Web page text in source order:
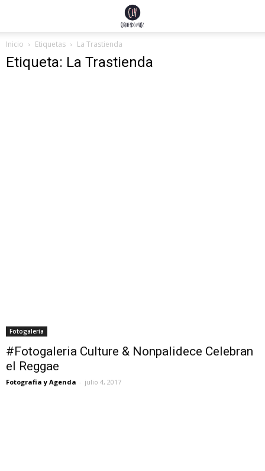
Inicio Etiquetas La Trastienda
Etiqueta: La Trastienda
Fotogalería
#Fotogaleria Culture & Nonpalidece Celebran
el Reggae
Fotografia y Agenda - julio 4, 2017